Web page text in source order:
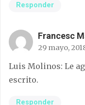
Responder
Francesc
29 mayo,
Luis Molinos: Le
escrito.
Responder